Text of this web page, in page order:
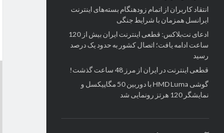
انتقاد کاربران از اتمام زودهنگام بسته‌های اینترنت
ایرانسل همزمان با شرایط جنگی
ادعای نت‌بلاکس: قطعی اینترنت ایران بیش از 120
ساعت ادامه یافت؛ اتصال کشور به حدود یک درصد
رسید
قطعی اینترنت در ایران از مرز 48 ساعت گذشت!
گوشی HMD Luma با دوربین 50 مگاپیکسل و
نمایشگر 120 هرتز رونمایی شد